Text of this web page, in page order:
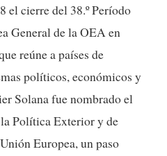
el cierre del 38.º Período
General de la OEA en
reúne a países de
políticos, económicos y
Solana fue nombrado el
Política Exterior y de
Europea, un paso